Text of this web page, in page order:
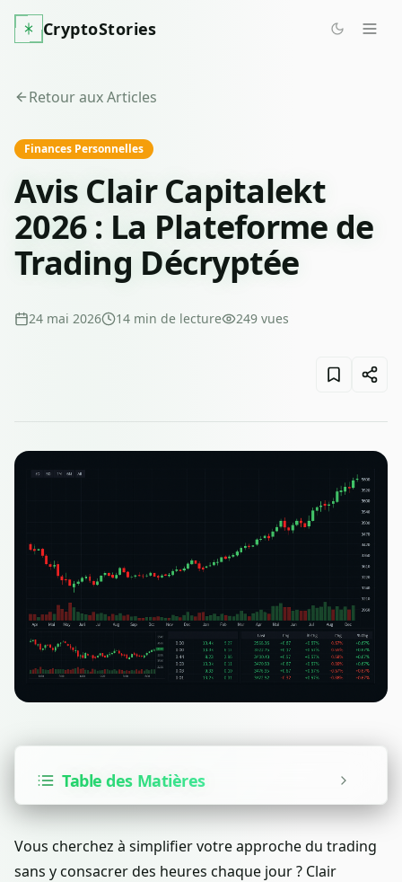
CryptoStories
Retour aux Articles
Finances Personnelles
Avis Clair Capitalekt
2026 : La Plateforme de
Trading Décryptée
24 mai 2026 14 min de lecture 249 vues
Table des Matières
Vous cherchez à simplifier votre approche du trading
sans y consacrer des heures chaque jour ? Clair